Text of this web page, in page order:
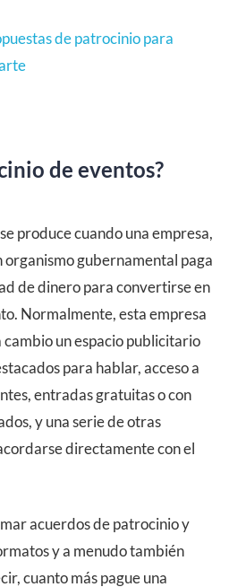
de patrocinio para
de eventos?
produce cuando una empresa,
organismo gubernamental paga
de dinero para convertirse en
Normalmente, esta empresa
un espacio publicitario
para hablar, acceso a
entradas gratuitas o con
y una serie de otras
directamente con el
acuerdos de patrocinio y
y a menudo también
cuanto más pague una